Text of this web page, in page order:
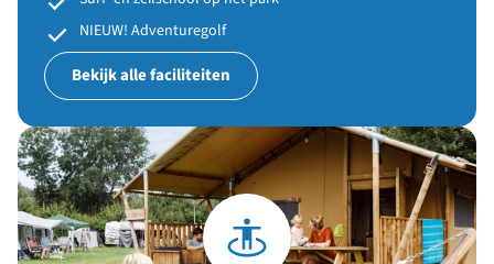
NIEUW! Adventuregolf
Bekijk alle faciliteiten